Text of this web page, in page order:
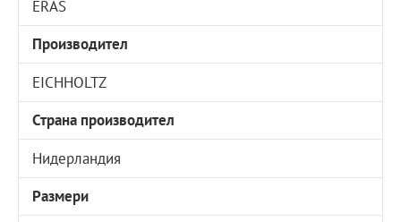
ERAS
Производител
EICHHOLTZ
Страна производител
Нидерландия
Размери